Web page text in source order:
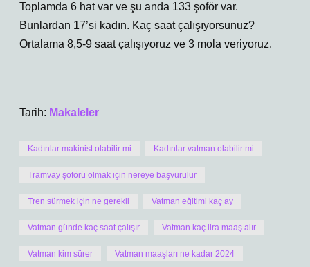
Toplamda 6 hat var ve şu anda 133 şoför var.
Bunlardan 17’si kadın. Kaç saat çalışıyorsunuz?
Ortalama 8,5-9 saat çalışıyoruz ve 3 mola veriyoruz.
Tarih: Makaleler
Kadınlar makinist olabilir mi Kadınlar vatman olabilir mi
Tramvay şoförü olmak için nereye başvurulur
Tren sürmek için ne gerekli Vatman eğitimi kaç ay
Vatman günde kaç saat çalışır Vatman kaç lira maaş alır
Vatman kim sürer Vatman maaşları ne kadar 2024